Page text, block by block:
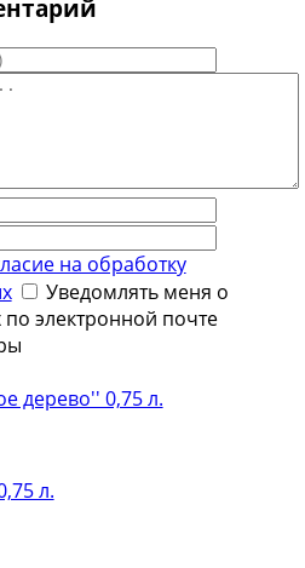
на обработку
Уведомлять меня о
электронной почте
дерево'' 0,75 л.
л.